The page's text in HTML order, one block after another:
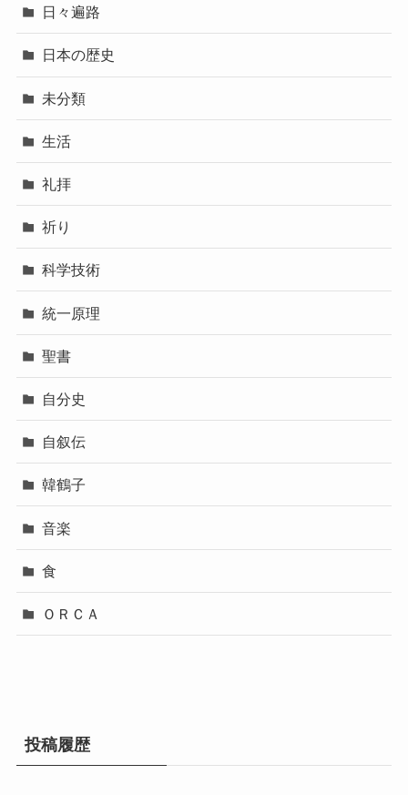
日々遍路
日本の歴史
未分類
生活
礼拝
祈り
科学技術
統一原理
聖書
自分史
自叙伝
韓鶴子
音楽
食
ＯＲＣＡ
投稿履歴